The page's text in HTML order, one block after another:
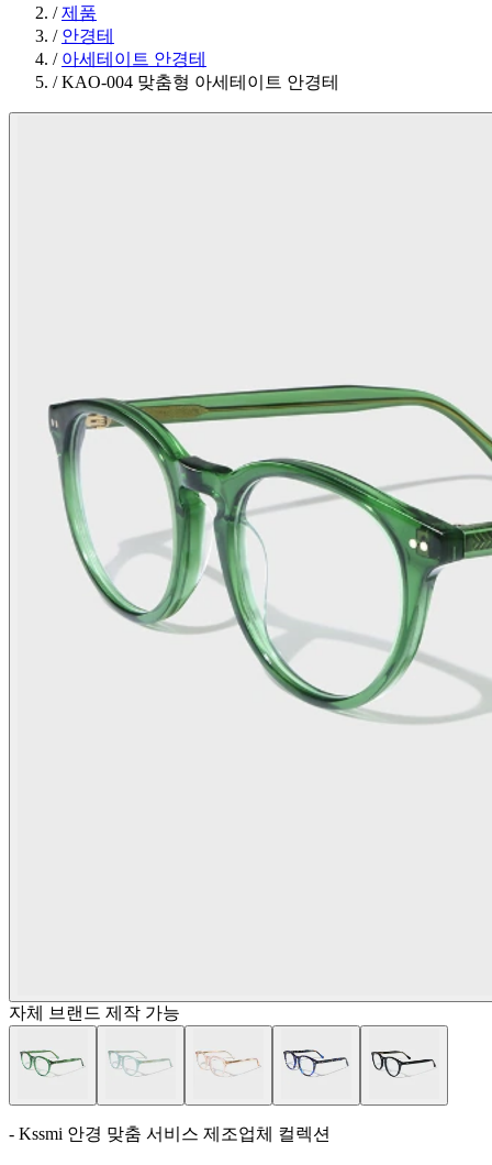
/제품
/ 안경테
/ 아세테이트 안경테
/KAO-004 맞춤형 아세테이트 안경테
자체 브랜드 제작 가능
- Kssmi 안경 맞춤 서비스 제조업체 컬렉션